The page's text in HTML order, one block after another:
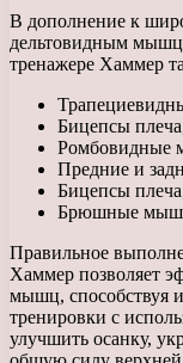
В дополнение к
дельтовидным
тренажере Хаммер
Бицепсы
Ромбовидные
Предние и
Бицепсы
Брюшные
Правильное
Хаммер позволяет
мышц, способствуя
тренировки с
улучшить осанку,